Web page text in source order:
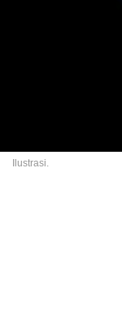
Ilustrasi.